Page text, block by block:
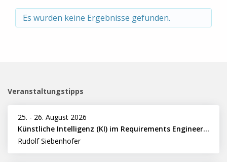
Es wurden keine Ergebnisse gefunden.
Veranstaltungstipps
25. - 26. August 2026
Künstliche Intelligenz (KI) im Requirements Engineering erfolgreich einsetzen
Rudolf Siebenhofer